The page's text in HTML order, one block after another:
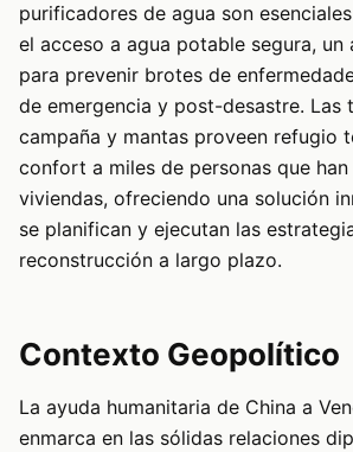
purificadores de agua son
el acceso a agua potable segura,
para prevenir brotes de
de emergencia y post-desastre. Las
campaña y mantas proveen refugio
confort a miles de personas que
viviendas, ofreciendo una solución
se planifican y ejecutan las
reconstrucción a largo plazo.
Contexto Geopolítico
La ayuda humanitaria de China a
enmarca en las sólidas relaciones